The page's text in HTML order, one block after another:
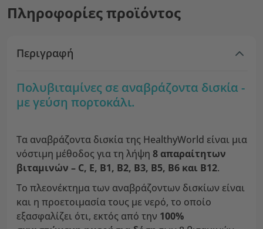
Πληροφορίες προϊόντος
Περιγραφή
Πολυβιταμίνες σε αναβράζοντα δισκία -
με γεύση πορτοκάλι.
Τα αναβράζοντα δισκία της HealthyWorld είναι μια
νόστιμη μέθοδος για τη λήψη 8 απαραίτητων
βιταμινών – C, E, B1, B2, B3, B5, B6 και B12.
Το πλεονέκτημα των αναβράζοντων δισκίων είναι
και η προετοιμασία τους με νερό, το οποίο
εξασφαλίζει ότι, εκτός από την 100%